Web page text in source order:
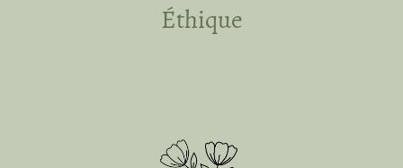
Éthique